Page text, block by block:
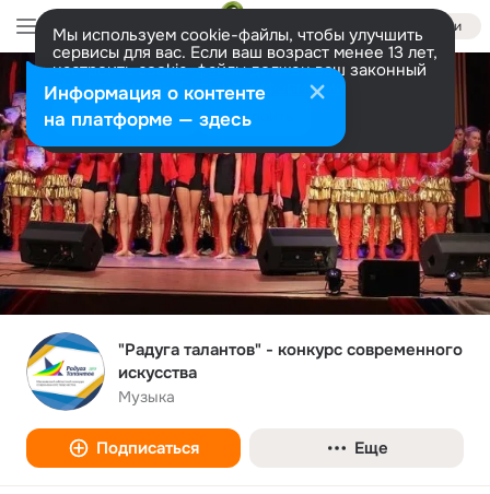
Войти
Мы используем cookie-файлы, чтобы улучшить
сервисы для вас. Если ваш возраст менее 13 лет,
настроить cookie-файлы должен ваш законный
представитель. Больше информации
Разрешить все Настроить
"Радуга талантов" - конкурс современного
искусства
Музыка
Подписаться Еще
Информация о контенте
на платформе — здесь